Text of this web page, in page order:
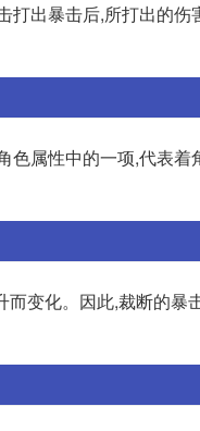
打出暴击后,所打出的伤
色属性中的一项,代表着
变化。因此,裁断的暴